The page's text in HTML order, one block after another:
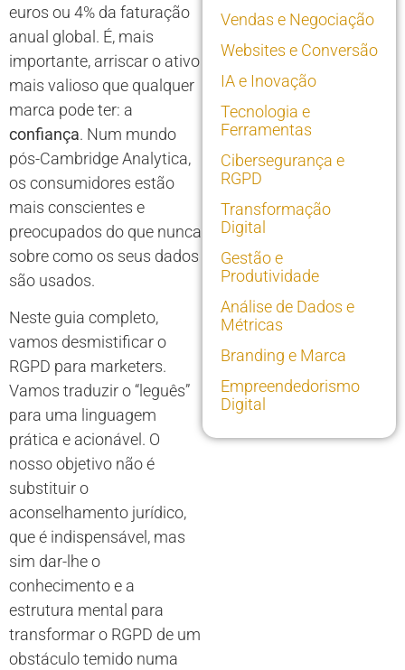
euros ou 4% da faturação
anual global. É, mais
importante, arriscar o ativo
mais valioso que qualquer
marca pode ter: a
confiança. Num mundo
pós-Cambridge Analytica,
os consumidores estão
mais conscientes e
preocupados do que nunca
sobre como os seus dados
são usados.
Neste guia completo,
vamos desmistificar o
RGPD para marketers.
Vamos traduzir o “leguês”
para uma linguagem
prática e acionável. O
nosso objetivo não é
substituir o
aconselhamento jurídico,
que é indispensável, mas
sim dar-lhe o
conhecimento e a
estrutura mental para
transformar o RGPD de um
obstáculo temido numa
Vendas e Negociação
Websites e Conversão
IA e Inovação
Tecnologia e
Ferramentas
Cibersegurança e
RGPD
Transformação
Digital
Gestão e
Produtividade
Análise de Dados e
Métricas
Branding e Marca
Empreendedorismo
Digital